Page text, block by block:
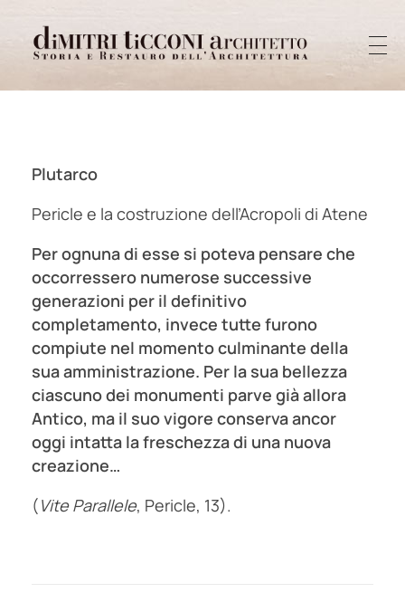
Plutarco
Pericle e la costruzione dell’Acropoli di Atene
Per ognuna di esse si poteva pensare che
occorressero numerose successive
generazioni per il definitivo
completamento, invece tutte furono
compiute nel momento culminante della
sua amministrazione. Per la sua bellezza
ciascuno dei monumenti parve già allora
Antico, ma il suo vigore conserva ancor
oggi intatta la freschezza di una nuova
creazione…
(Vite Parallele, Pericle, 13).